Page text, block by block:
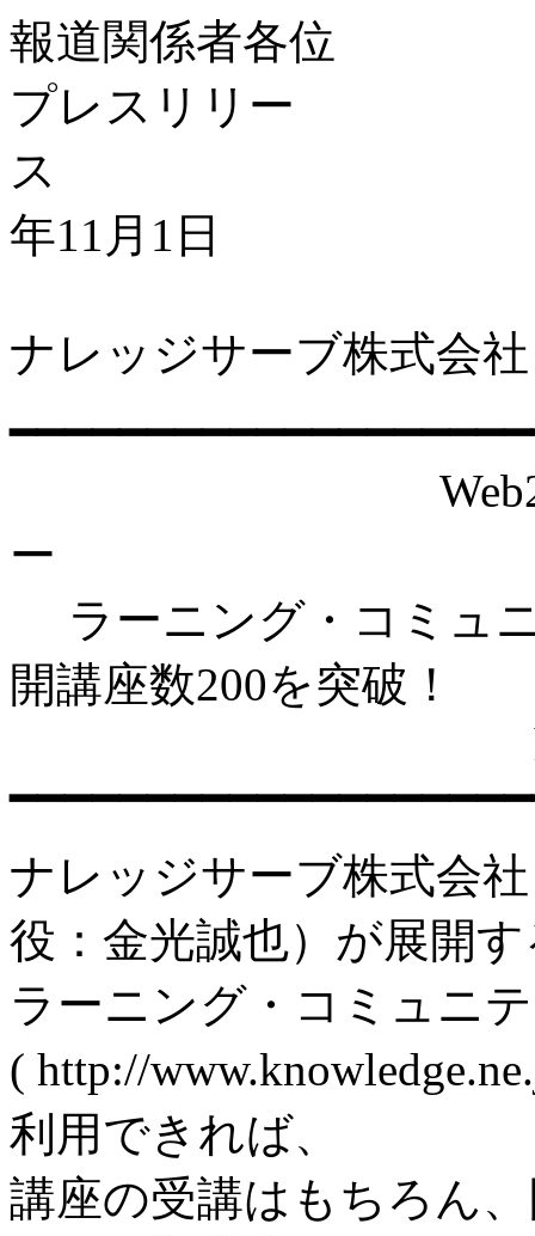
報道関係者各位
プレスリリー
ス
年11月1日
ナレッジサーブ株式会社
Web2.0時代・
ー
ラーニング・コミュ
開講座数200を突破！
http://
ナレッジサーブ株式会
役：金光誠也）が展開
ラーニング・コミュニ
( http://
利用できれば、
講座の受講はもちろん